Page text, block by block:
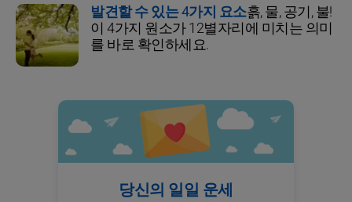
발견할 수 있는 4가지 요소흙, 물, 공기, 불!
이 4가지 원소가 12별자리에 미치는 의미
를 바로 확인하세요.
당신의 일일 운세